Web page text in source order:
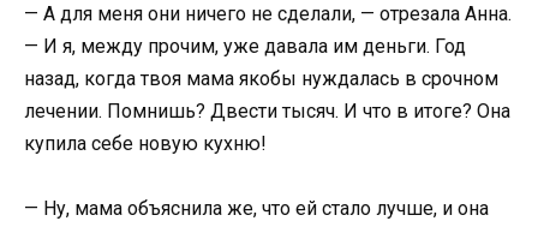
— А для меня они ничего не сделали, — отрезала Анна.
— И я, между прочим, уже давала им деньги. Год
назад, когда твоя мама якобы нуждалась в срочном
лечении. Помнишь? Двести тысяч. И что в итоге? Она
купила себе новую кухню!
— Ну, мама объяснила же, что ей стало лучше, и она